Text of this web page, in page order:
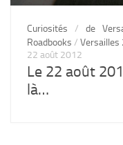
Curiosités / de
Roadbooks / Versailles
22 août 2012
Le 22 août
là…